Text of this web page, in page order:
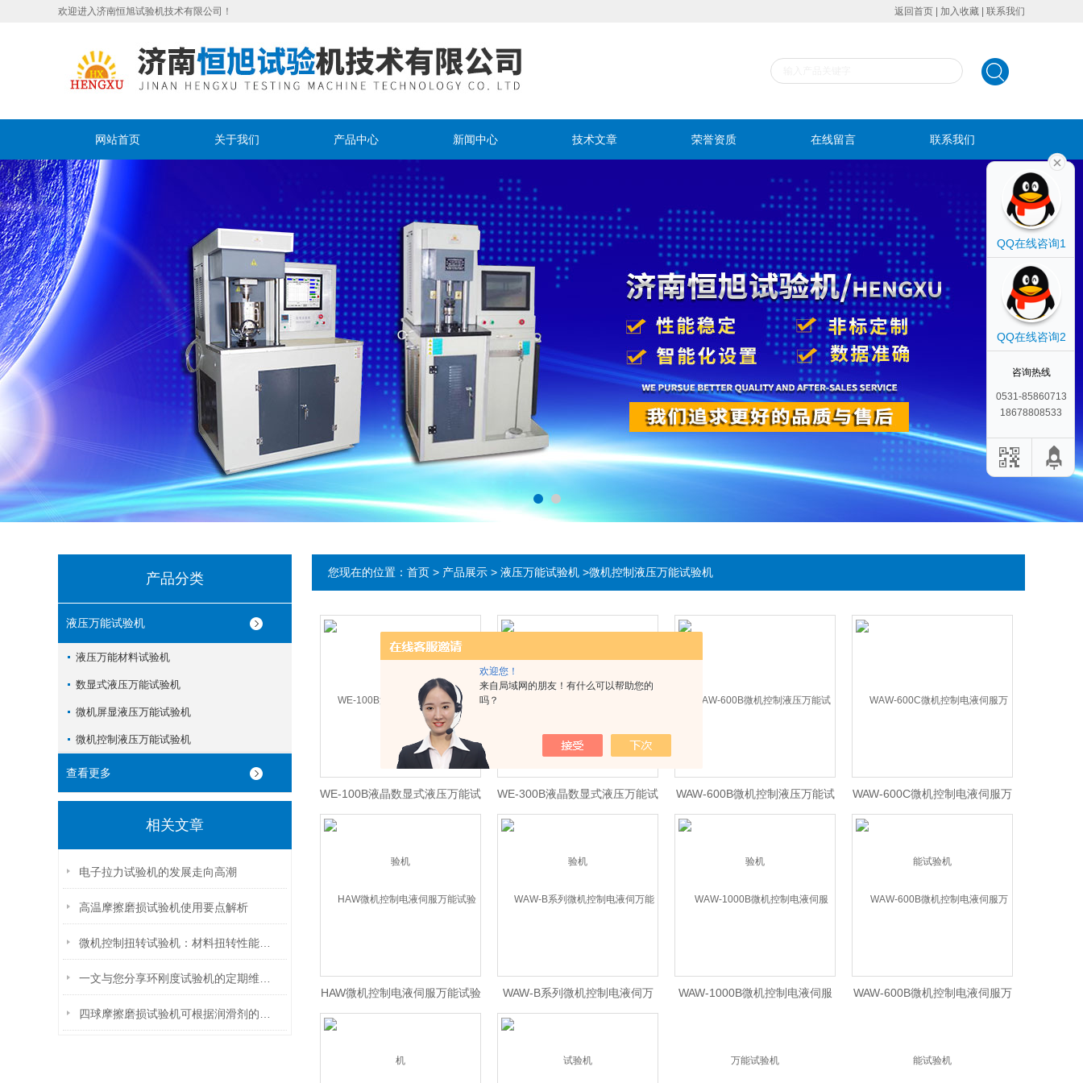
欢迎您！
来自局域网的朋友！有什么可以帮助您的
吗？
欢迎进入济南恒旭试验机技术有限公司！ 返回首页 加入收藏 联系我们
网站首页 关于我们 产品中心 新闻中心 技术文章 荣誉资质 在线留言 联系我们
产品分类
液压万能试验机
液压万能材料试验机
数显式液压万能试验机
微机屏显液压万能试验机
微机控制液压万能试验机
查看更多
相关文章
电子拉力试验机的发展走向高潮
高温摩擦磨损试验机使用要点解析
您现在的位置： 首页 > 产品展示 > 液压万能试验机 >微机控制液压万能试验机
WE-100B液晶数显式液压万能试 WE-300B液晶数显式液压万能试 WAW-600B微机控制液压万能试 WAW-600C微机控制电液伺服万
HAW微机控制电液伺服万能试验 WAW-B系列微机控制电液伺万 WAW-1000B微机控制电液伺服 WAW-600B微机控制电液伺服万
QQ在线咨询1
QQ在线咨询2
咨询热线
0531-85860713
18678808533